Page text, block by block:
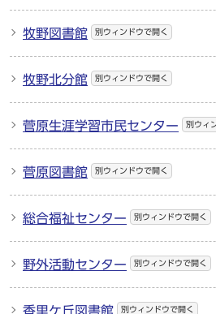
牧野図書館 別ウィンドウで開く
牧野北分館 別ウィンドウで開く
菅原生涯学習市民センター 別ウィ
菅原図書館 別ウィンドウで開く
総合福祉センター 別ウィンドウで開く
野外活動センター 別ウィンドウで開く
香里ケ丘図書館 別ウィンドウで開く